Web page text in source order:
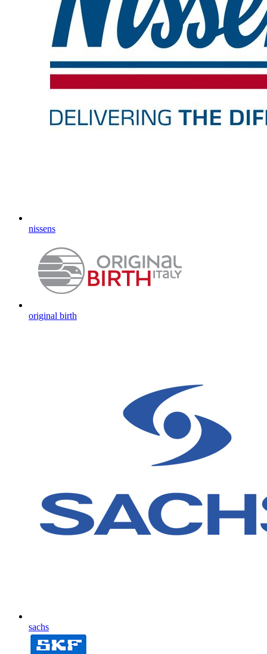
nissens
original birth
sachs